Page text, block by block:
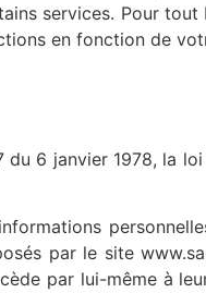
services. Pour
en fonction de
6 janvier 1978, la
par le site
par lui-même à